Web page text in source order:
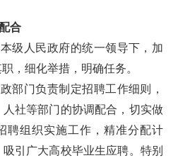
合
级人民政府的统一领导下，加
，细化举措，明确任务。
部门负责制定招聘工作细则，
社等部门的协调配合，切实做
聘组织实施工作，精准分配计
引广大高校毕业生应聘。特别